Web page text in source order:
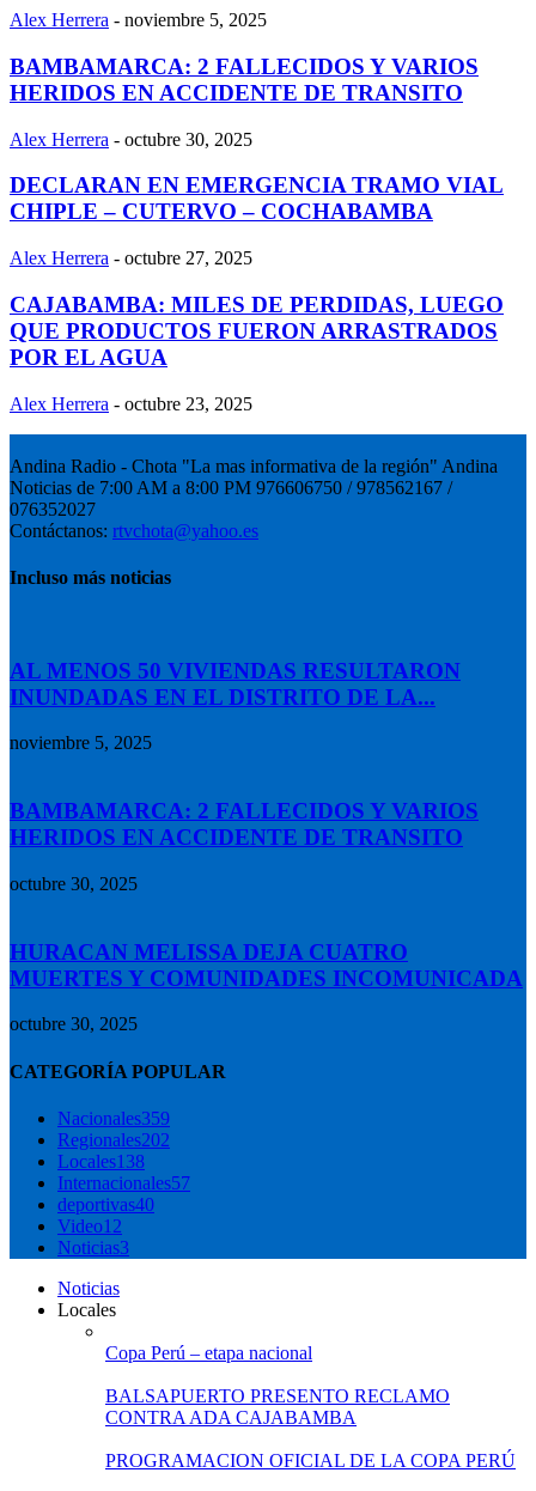
Alex Herrera - noviembre 5, 2025
BAMBAMARCA: 2 FALLECIDOS Y VARIOS
HERIDOS EN ACCIDENTE DE TRANSITO
Alex Herrera - octubre 30, 2025
DECLARAN EN EMERGENCIA TRAMO VIAL
CHIPLE – CUTERVO – COCHABAMBA
Alex Herrera - octubre 27, 2025
CAJABAMBA: MILES DE PERDIDAS, LUEGO
QUE PRODUCTOS FUERON ARRASTRADOS
POR EL AGUA
Alex Herrera - octubre 23, 2025
Andina Radio - Chota "La mas informativa de la región" Andina
Noticias de 7:00 AM a 8:00 PM 976606750 / 978562167 /
076352027
Contáctanos: rtvchota@yahoo.es
Incluso más noticias
AL MENOS 50 VIVIENDAS RESULTARON
INUNDADAS EN EL DISTRITO DE LA...
noviembre 5, 2025
BAMBAMARCA: 2 FALLECIDOS Y VARIOS
HERIDOS EN ACCIDENTE DE TRANSITO
octubre 30, 2025
HURACAN MELISSA DEJA CUATRO
MUERTES Y COMUNIDADES INCOMUNICADA
octubre 30, 2025
CATEGORÍA POPULAR
Nacionales359
Regionales202
Locales138
Internacionales57
deportivas40
Video12
Noticias3
Noticias
Locales
Copa Perú – etapa nacional
BALSAPUERTO PRESENTO RECLAMO
CONTRA ADA CAJABAMBA
PROGRAMACION OFICIAL DE LA COPA PERÚ